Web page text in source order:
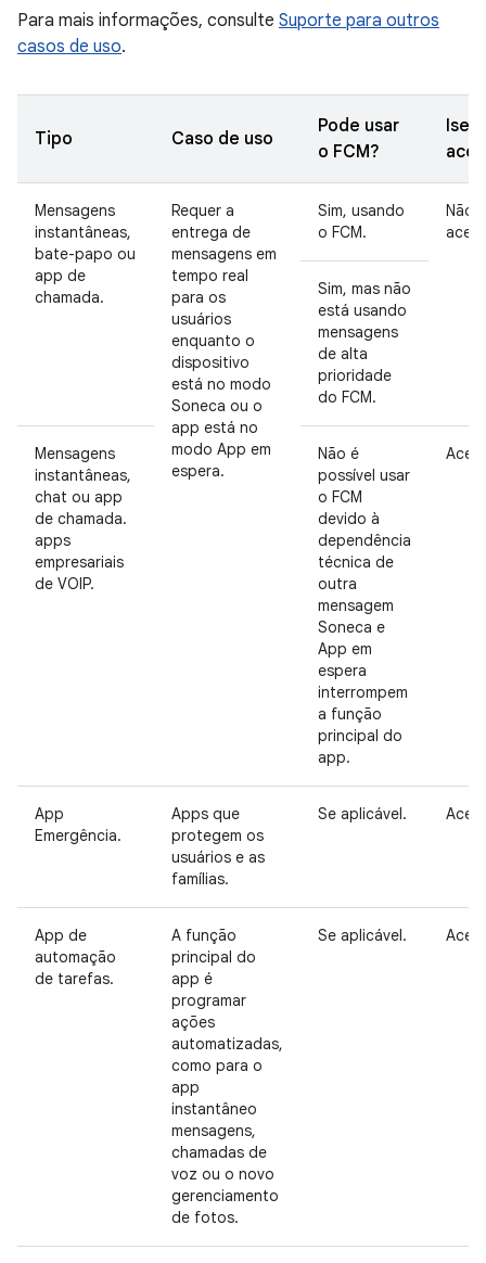
Para mais informações, consulte Suporte para outros
casos de uso.
Tipo Caso de uso
Pode usar
o FCM?
Mensagens
instantâneas,
bate-papo ou
app de
chamada.
Requer a
entrega de
mensagens em
tempo real
para os
usuários
enquanto o
dispositivo
está no modo
Soneca ou o
app está no
modo App em
espera.
Sim, usando
o FCM.
Não
Sim, mas não
está usando
mensagens
de alta
prioridade
do FCM.
Mensagens
instantâneas,
chat ou app
de chamada.
apps
empresariais
de VOIP.
Não é
possível usar
o FCM
devido à
dependência
técnica de
outra
mensagem
Soneca e
App em
espera
interrompem
a função
principal do
app.
App
Emergência.
Apps que
protegem os
usuários e as
famílias.
Se aplicável.
App de
automação
de tarefas.
A função
principal do
app é
programar
ações
automatizadas,
como para o
app
instantâneo
mensagens,
chamadas de
voz ou o novo
gerenciamento
de fotos.
Se aplicável.